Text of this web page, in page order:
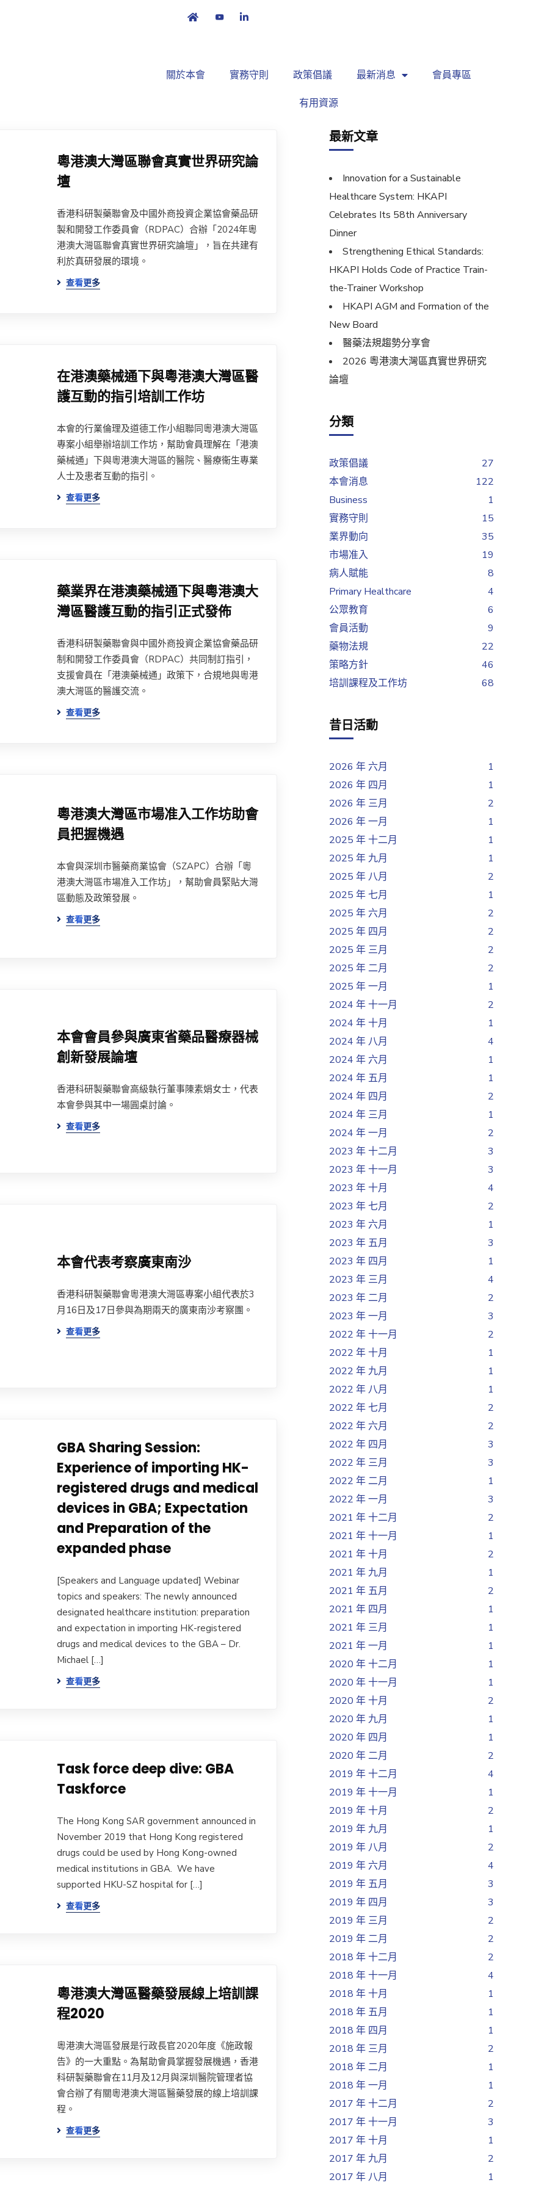
關於本會 實務守則 政策倡議 最新消息 會員專區
有用資源
粵港澳大灣區聯會真實世界研究論
壇
香港科研製藥聯會及中國外商投資企業協會藥品研
製和開發工作委員會（RDPAC）合辦「2024年粵
港澳大灣區聯會真實世界研究論壇」，旨在共建有
利於真研發展的環境。
查看更多
在港澳藥械通下與粵港澳大灣區醫
護互動的指引培訓工作坊
本會的行業倫理及道德工作小組聯同粵港澳大灣區
專案小組舉辦培訓工作坊，幫助會員理解在「港澳
藥械通」下與粵港澳大灣區的醫院、醫療衞生專業
人士及患者互動的指引。
查看更多
藥業界在港澳藥械通下與粵港澳大
灣區醫護互動的指引正式發佈
香港科研製藥聯會與中國外商投資企業協會藥品研
制和開發工作委員會（RDPAC）共同制訂指引，
支援會員在「港澳藥械通」政策下，合規地與粵港
澳大灣區的醫護交流。
查看更多
粵港澳大灣區市場准入工作坊助會
員把握機遇
本會與深圳市醫藥商業協會（SZAPC）合辦「粵
港澳大灣區市場准入工作坊」，幫助會員緊貼大灣
區動態及政策發展。
查看更多
本會會員參與廣東省藥品醫療器械
創新發展論壇
香港科研製藥聯會高級執行董事陳素娟女士，代表
本會參與其中一場圓桌討論。
查看更多
本會代表考察廣東南沙
香港科研製藥聯會粵港澳大灣區專案小組代表於3
月16日及17日參與為期兩天的廣東南沙考察團。
查看更多
GBA Sharing Session:
Experience of importing HK-
registered drugs and medical
devices in GBA; Expectation
and Preparation of the
expanded phase
[Speakers and Language updated] Webinar
topics and speakers: The newly announced
designated healthcare institution: preparation
and expectation in importing HK-registered
drugs and medical devices to the GBA – Dr.
Michael […]
查看更多
Task force deep dive: GBA
Taskforce
The Hong Kong SAR government announced in
November 2019 that Hong Kong registered
drugs could be used by Hong Kong-owned
medical institutions in GBA. We have
supported HKU-SZ hospital for […]
查看更多
粵港澳大灣區醫藥發展線上培訓課
程2020
粵港澳大灣區發展是行政長官2020年度《施政報
告》的一大重點。為幫助會員掌握發展機遇，香港
科研製藥聯會在11月及12月與深圳醫院管理者協
會合辦了有關粵港澳大灣區醫藥發展的線上培訓課
程。
查看更多
最新文章
Innovation for a Sustainable
Healthcare System: HKAPI
Celebrates Its 58th Anniversary
Dinner
Strengthening Ethical Standards:
HKAPI Holds Code of Practice Train-
the-Trainer Workshop
HKAPI AGM and Formation of the
New Board
醫藥法規趨勢分享會
2026 粵港澳大灣區真實世界研究
論壇
分類
政策倡議
27
本會消息
122
Business
1
實務守則
15
業界動向
35
市場准入
19
病人賦能
8
Primary Healthcare
4
公眾教育
6
會員活動
9
藥物法規
22
策略方針
46
培訓課程及工作坊
68
昔日活動
2026 年 六月
1
2026 年 四月
1
2026 年 三月
2
2026 年 一月
1
2025 年 十二月
1
2025 年 九月
1
2025 年 八月
2
2025 年 七月
1
2025 年 六月
2
2025 年 四月
2
2025 年 三月
2
2025 年 二月
2
2025 年 一月
1
2024 年 十一月
2
2024 年 十月
1
2024 年 八月
4
2024 年 六月
1
2024 年 五月
1
2024 年 四月
2
2024 年 三月
1
2024 年 一月
2
2023 年 十二月
3
2023 年 十一月
3
2023 年 十月
4
2023 年 七月
2
2023 年 六月
1
2023 年 五月
3
2023 年 四月
1
2023 年 三月
4
2023 年 二月
2
2023 年 一月
3
2022 年 十一月
2
2022 年 十月
1
2022 年 九月
1
2022 年 八月
1
2022 年 七月
2
2022 年 六月
2
2022 年 四月
3
2022 年 三月
3
2022 年 二月
1
2022 年 一月
3
2021 年 十二月
2
2021 年 十一月
1
2021 年 十月
2
2021 年 九月
1
2021 年 五月
2
2021 年 四月
1
2021 年 三月
1
2021 年 一月
1
2020 年 十二月
1
2020 年 十一月
1
2020 年 十月
2
2020 年 九月
1
2020 年 四月
1
2020 年 二月
2
2019 年 十二月
4
2019 年 十一月
1
2019 年 十月
2
2019 年 九月
1
2019 年 八月
2
2019 年 六月
4
2019 年 五月
3
2019 年 四月
3
2019 年 三月
2
2019 年 二月
2
2018 年 十二月
2
2018 年 十一月
4
2018 年 十月
1
2018 年 五月
1
2018 年 四月
1
2018 年 三月
2
2018 年 二月
1
2018 年 一月
1
2017 年 十二月
2
2017 年 十一月
3
2017 年 十月
1
2017 年 九月
2
2017 年 八月
1